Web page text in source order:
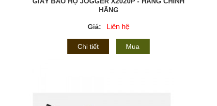
HÃNG
Giá: Liên hệ
Chi tiết Mua